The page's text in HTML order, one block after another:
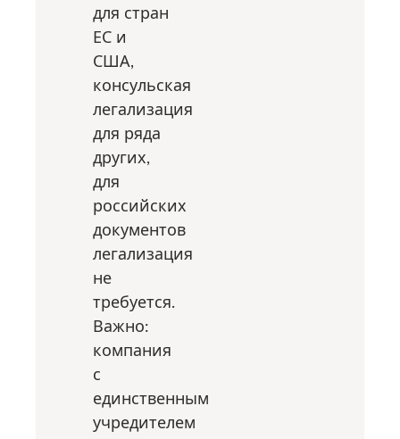
для стран
ЕС и
США,
консульская
легализация
для ряда
других,
для
российских
документов
легализация
не
требуется.
Важно:
компания
с
единственным
учредителем